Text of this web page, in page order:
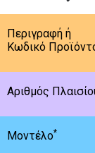
Περιγραφή ή
Κωδικό
Αριθμός
Μοντέλο*